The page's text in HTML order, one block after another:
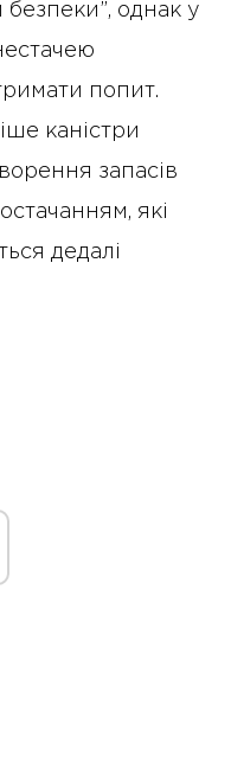
однак у
попит.
каністри
запасів
які
дедалі